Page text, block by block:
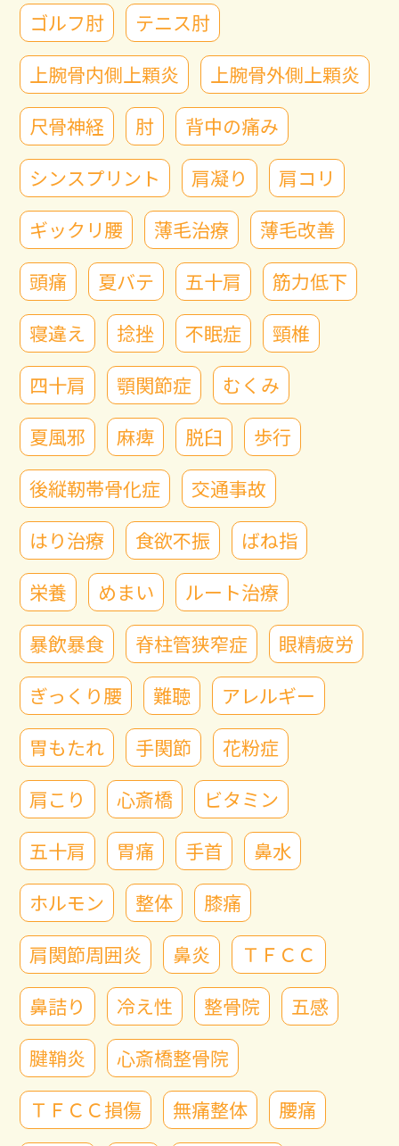
ゴルフ肘
テニス肘
上腕骨内側上顆炎
上腕骨外側上顆炎
尺骨神経
肘
背中の痛み
シンスプリント
肩凝り
肩コリ
ギックリ腰
薄毛治療
薄毛改善
頭痛
夏バテ 五十肩
筋力低下
寝違え
捻挫 不眠症
頸椎
四十肩
顎関節症
むくみ
夏風邪
麻痺 脱臼
歩行
後縦靭帯骨化症
交通事故
はり治療
食欲不振
ばね指
栄養
めまい
ルート治療
暴飲暴食
脊柱管狭窄症
眼精疲労
ぎっくり腰
難聴
アレルギー
胃もたれ
手関節
花粉症
肩こり
心斎橋
ビタミン
五十肩
胃痛 手首
鼻水
ホルモン
整体
膝痛
肩関節周囲炎
鼻炎
ＴＦＣＣ
鼻詰り
冷え性 整骨院
五感
腱鞘炎
心斎橋整骨院
ＴＦＣＣ損傷
無痛整体
腰痛